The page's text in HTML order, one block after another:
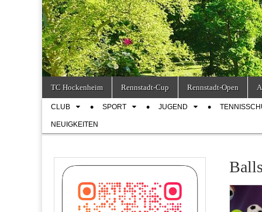
Main
menu
content
TC Hockenheim Rennstadt-Cup Rennstadt-Open
SubCLUB SPORT JUGEND
NEUIGKEITEN